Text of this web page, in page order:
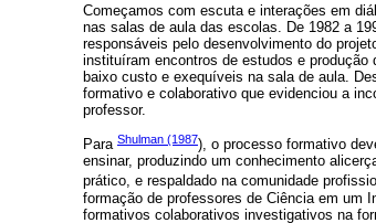
Começamos com escuta e interações em
nas salas de aula das escolas. De 1982 a
responsáveis pelo desenvolvimento do
instituíram encontros de estudos e
baixo custo e exequíveis na sala de aula.
formativo e colaborativo que evidenciou a
professor.
Para Shulman (1987), o processo formativo
ensinar, produzindo um conhecimento
prático, e respaldado na comunidade
formação de professores de Ciência em um
formativos colaborativos investigativos na